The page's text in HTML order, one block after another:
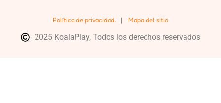
Política de privacidad. | Mapa del sitio
2025 KoalaPlay, Todos los derechos reservados